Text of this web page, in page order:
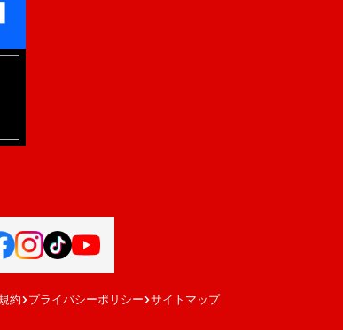
約 プライバシーポリシー サイトマップ